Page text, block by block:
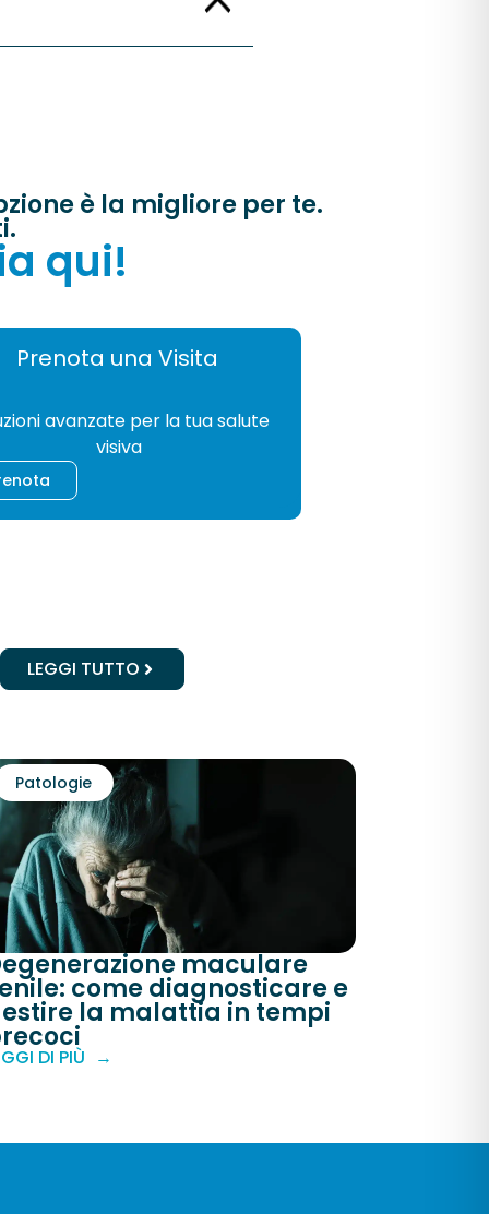
è la migliore per te.
qui!
Prenota una Visita
avanzate per la tua salute
visiva
LEGGI TUTTO
maculare
come diagnosticare e
la malattia in tempi
Patologie
DI PIÙ